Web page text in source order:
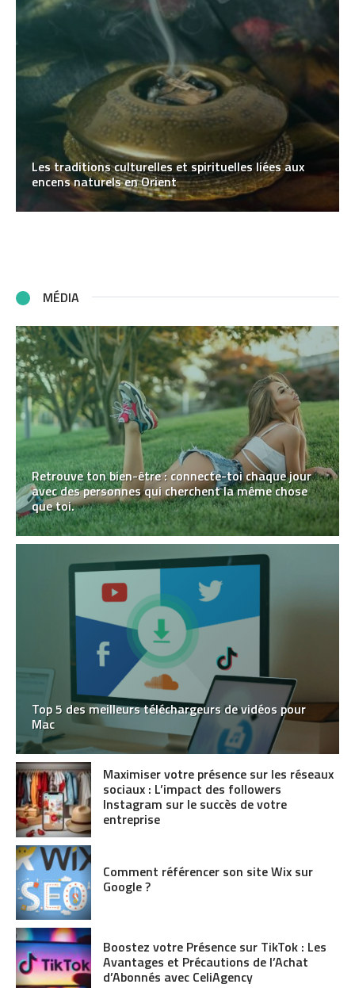
Les traditions culturelles et spirituelles liées aux
encens naturels en Orient
MÉDIA
Retrouve ton bien-être : connecte-toi chaque jour
avec des personnes qui cherchent la même chose
que toi.
Top 5 des meilleurs téléchargeurs de vidéos pour
Mac
Maximiser votre présence sur les réseaux
sociaux : L’impact des followers
Instagram sur le succès de votre
entreprise
Comment référencer son site Wix sur
Google ?
Boostez votre Présence sur TikTok : Les
Avantages et Précautions de l’Achat
d’Abonnés avec CeliAgency